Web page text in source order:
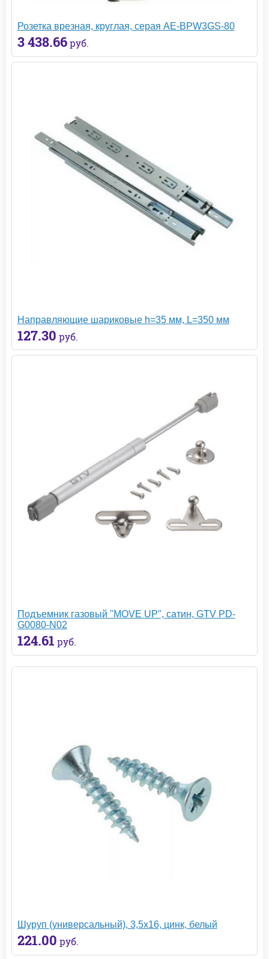
Розетка врезная, круглая, серая AE-BPW3GS-80
3 438.66 руб.
Направляющие шариковые h=35 мм, L=350 мм
127.30 руб.
Подъемник газовый "MOVE UP", сатин, GTV PD-
G0080-N02
124.61 руб.
Шуруп (универсальный), 3,5х16, цинк, белый
221.00 руб.